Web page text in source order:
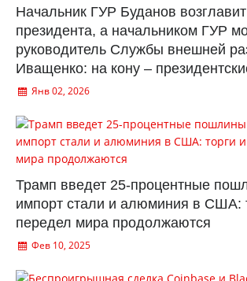
Начальник ГУР Буданов
президента, а начальником ГУР
руководитель Службы внешней
Иващенко: на кону –
Янв 02, 2026
Трамп введет 25-процентные
импорт стали и алюминия в США:
передел мира продолжаются
Фев 10, 2025